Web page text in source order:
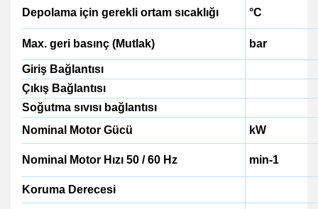
Depolama için gerekli ortam sıcaklığı °C
Max. geri basınç (Mutlak) bar
Giriş Bağlantısı
Çıkış Bağlantısı
Soğutma sıvısı bağlantısı
Nominal Motor Gücü
kW
Nominal Motor Hızı 50 / 60 Hz min-1
Koruma Derecesi